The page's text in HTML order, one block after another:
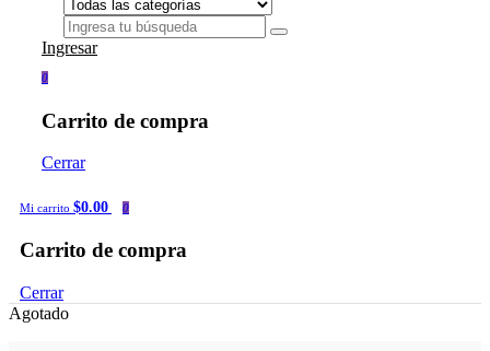
Ingresar
0
Carrito de compra
Cerrar
Mi carrito $0.00 0
Carrito de compra
Cerrar
Agotado